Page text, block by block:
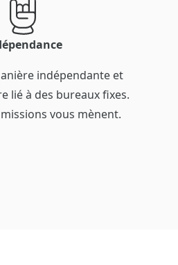
indépendante et
lié à des bureaux fixes.
vous mènent.